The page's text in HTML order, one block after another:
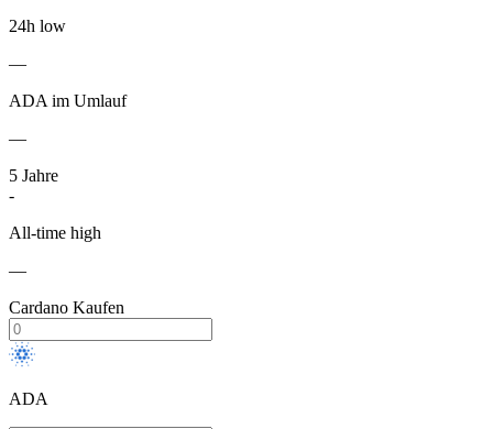
24h low
—
ADA im Umlauf
—
5 Jahre
-
All-time high
—
Cardano Kaufen
ADA